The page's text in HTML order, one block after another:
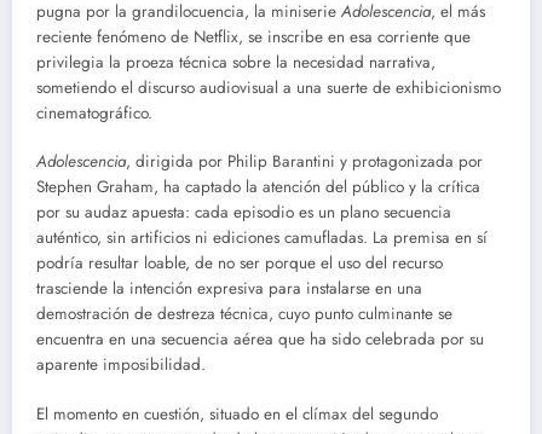
pugna por la grandilocuencia, la miniserie Adolescencia, el más
reciente fenómeno de Netflix, se inscribe en esa corriente que
privilegia la proeza técnica sobre la necesidad narrativa,
sometiendo el discurso audiovisual a una suerte de exhibicionismo
cinematográfico.
Adolescencia, dirigida por Philip Barantini y protagonizada por
Stephen Graham, ha captado la atención del público y la crítica
por su audaz apuesta: cada episodio es un plano secuencia
auténtico, sin artificios ni ediciones camufladas. La premisa en sí
podría resultar loable, de no ser porque el uso del recurso
trasciende la intención expresiva para instalarse en una
demostración de destreza técnica, cuyo punto culminante se
encuentra en una secuencia aérea que ha sido celebrada por su
aparente imposibilidad.
El momento en cuestión, situado en el clímax del segundo